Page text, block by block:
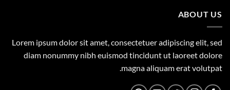
ABOUT US
Lorem ipsum dolor sit amet, consectetuer adipiscing elit, sed
diam nonummy nibh euismod tincidunt ut laoreet dolore
magna aliquam erat volutpat.